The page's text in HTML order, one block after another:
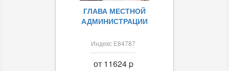
ГЛАВА МЕСТНОЙ
АДМИНИСТРАЦИИ
Индекс Е84787
от 11624 p